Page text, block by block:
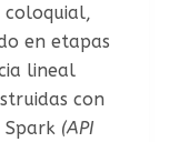
coloquial,
en etapas
lineal
con
(API